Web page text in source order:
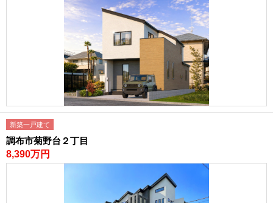
新築一戸建て
調布市菊野台２丁目
8,390万円